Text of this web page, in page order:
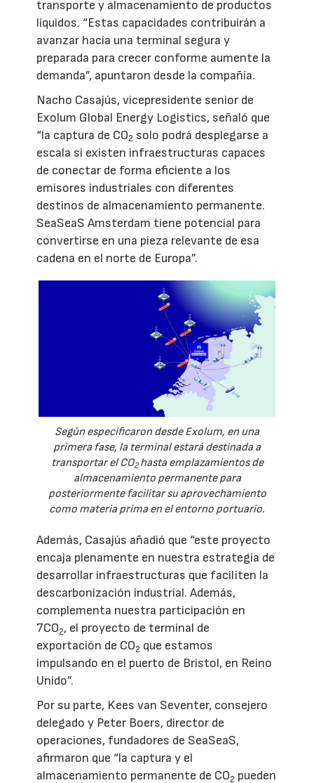
transporte y almacenamiento de productos
líquidos. “Estas capacidades contribuirán a
avanzar hacia una terminal segura y
preparada para crecer conforme aumente la
demanda”, apuntaron desde la compañía.
Nacho Casajús, vicepresidente senior de
Exolum Global Energy Logistics, señaló que
“la captura de CO2 solo podrá desplegarse a
escala si existen infraestructuras capaces
de conectar de forma eficiente a los
emisores industriales con diferentes
destinos de almacenamiento permanente.
SeaSeaS Amsterdam tiene potencial para
convertirse en una pieza relevante de esa
cadena en el norte de Europa”.
Según especificaron desde Exolum, en una
primera fase, la terminal estará destinada a
transportar el CO2hasta emplazamientos de
almacenamiento permanente para
posteriormente facilitar su aprovechamiento
como materia prima en el entorno portuario.
Además, Casajús añadió que “este proyecto
encaja plenamente en nuestra estrategia de
desarrollar infraestructuras que faciliten la
descarbonización industrial. Además,
complementa nuestra participación en
7CO2, el proyecto de terminal de
exportación de CO2 que estamos
impulsando en el puerto de Bristol, en Reino
Unido”.
Por su parte, Kees van Seventer, consejero
delegado y Peter Boers, director de
operaciones, fundadores de SeaSeaS,
afirmaron que “la captura y el
almacenamiento permanente de CO2 pueden